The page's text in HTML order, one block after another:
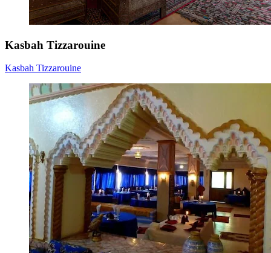
Kasbah Tizzarouine
Kasbah Tizzarouine